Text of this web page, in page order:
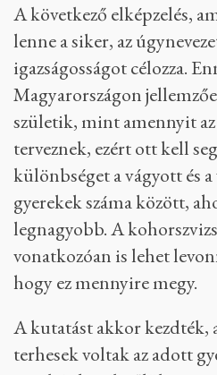
A következő elképzelés,
lenne a siker, az
igazságosságot célozza.
Magyarországon
születik, mint amennyit
terveznek, ezért ott kell
különbséget a vágyott és
gyerekek száma között,
legnagyobb. A
vonatkozóan is lehet
hogy ez mennyire megy.
A kutatást akkor kezdték,
terhesek voltak az adott